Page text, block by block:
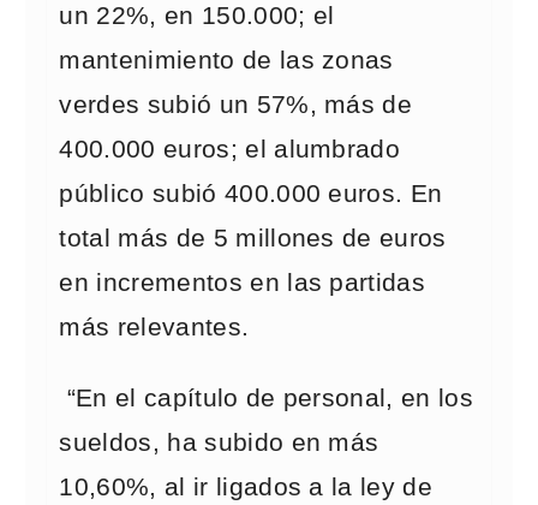
un 22%, en 150.000; el
mantenimiento de las zonas
verdes subió un 57%, más de
400.000 euros; el alumbrado
público subió 400.000 euros. En
total más de 5 millones de euros
en incrementos en las partidas
más relevantes.
“En el capítulo de personal, en los
sueldos, ha subido en más
10,60%, al ir ligados a la ley de